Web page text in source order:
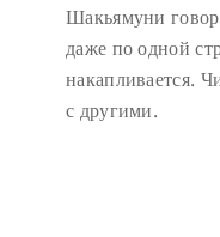
Шакьямуни
даже по одной
накапливается.
с другими.